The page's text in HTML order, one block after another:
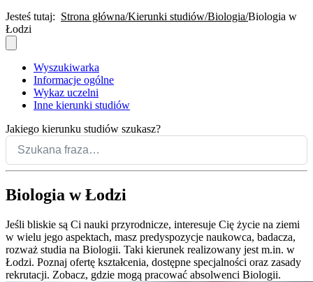
Jesteś tutaj: Strona główna Kierunki studiów Biologia Biologia w
Łodzi
Wyszukiwarka
Informacje ogólne
Wykaz uczelni
Inne kierunki studiów
Jakiego kierunku studiów szukasz?
Biologia w Łodzi
Jeśli bliskie są Ci nauki przyrodnicze, interesuje Cię życie na ziemi
w wielu jego aspektach, masz predyspozycje naukowca, badacza,
rozważ studia na Biologii. Taki kierunek realizowany jest m.in. w
Łodzi. Poznaj ofertę kształcenia, dostępne specjalności oraz zasady
rekrutacji. Zobacz, gdzie mogą pracować absolwenci Biologii.